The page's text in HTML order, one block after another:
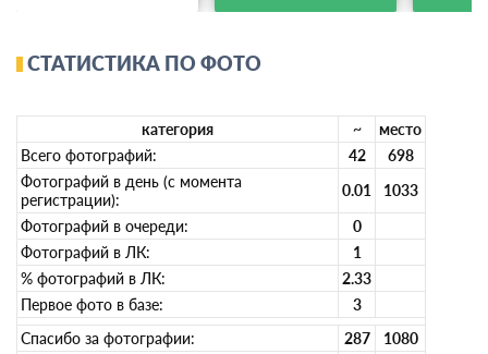
СТАТИСТИКА ПО ФОТО
категория ~
место
Всего фотографий:
42
698
Фотографий в день (с момента
регистрации):
0.01
1033
Фотографий в очереди:
0
Фотографий в ЛК:
1
% фотографий в ЛК:
2.33
Первое фото в базе:
3
Спасибо за фотографии:
287
1080